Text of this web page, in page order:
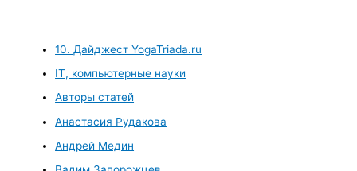
10. Дайджест YogaTriada.ru
IT, компьютерные науки
Авторы статей
Анастасия Рудакова
Андрей Медин